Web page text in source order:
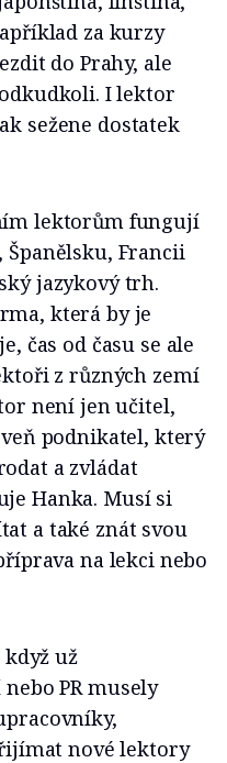
za kurzy
do Prahy, ale
I lektor
sežene dostatek
lektorům fungují
Španělsku, Francii
jazykový trh.
která by je
čas od času se ale
z různých zemí
není jen učitel,
podnikatel, který
a zvládat
Hanka. Musí si
a také znát svou
na lekci nebo
už
PR musely
nové lektory